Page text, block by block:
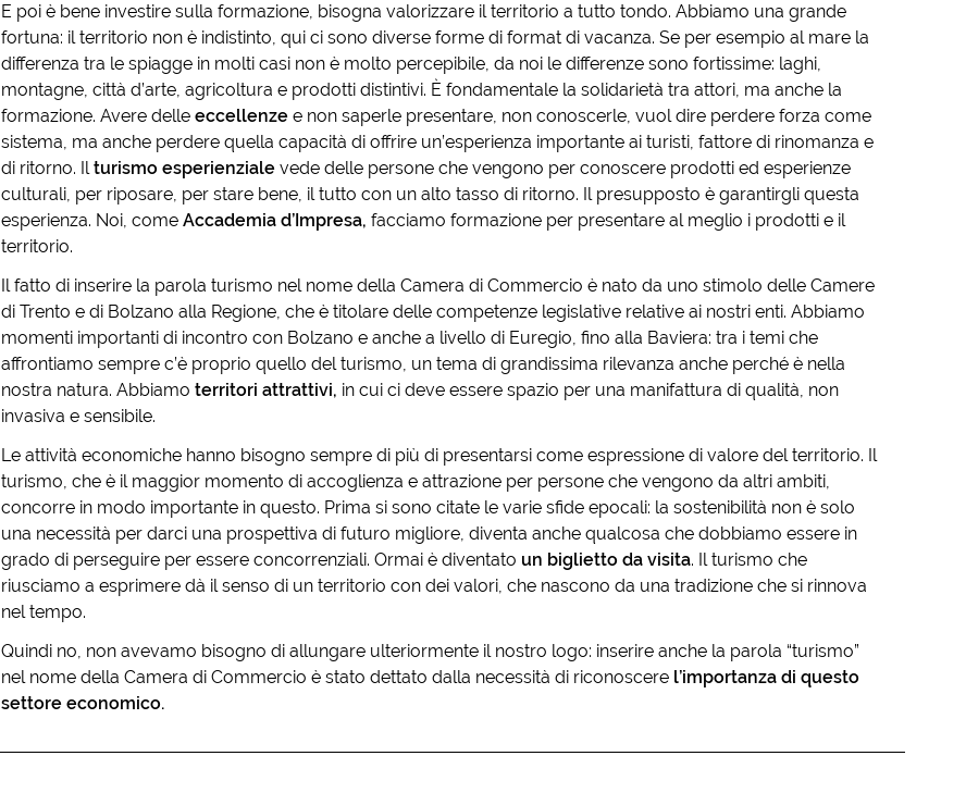
E poi è bene investire sulla formazione, bisogna valorizzare il territorio a tutto tondo. Abbiamo una grande
fortuna: il territorio non è indistinto, qui ci sono diverse forme di format di vacanza. Se per esempio al mare la
differenza tra le spiagge in molti casi non è molto percepibile, da noi le differenze sono fortissime: laghi,
montagne, città d’arte, agricoltura e prodotti distintivi. È fondamentale la solidarietà tra attori, ma anche la
formazione. Avere delle eccellenze e non saperle presentare, non conoscerle, vuol dire perdere forza come
sistema, ma anche perdere quella capacità di offrire un’esperienza importante ai turisti, fattore di rinomanza e
di ritorno. Ilturismo esperienziale vede delle persone che vengono per conoscere prodotti ed esperienze
culturali, per riposare, per stare bene, il tutto con un alto tasso di ritorno. Il presupposto è garantirgli questa
esperienza. Noi, come Accademia d’Impresa, facciamo formazione per presentare al meglio i prodotti e il
territorio.
Il fatto di inserire la parola turismo nel nome della Camera di Commercio è nato da uno stimolo delle Camere
di Trento e di Bolzano alla Regione, che è titolare delle competenze legislative relative ai nostri enti. Abbiamo
momenti importanti di incontro con Bolzano e anche a livello di Euregio, fino alla Baviera: tra i temi che
affrontiamo sempre c’è proprio quello del turismo, un tema di grandissima rilevanza anche perché è nella
nostra natura. Abbiamo territori attrattivi, in cui ci deve essere spazio per una manifattura di qualità, non
invasiva e sensibile.
Le attività economiche hanno bisogno sempre di più di presentarsi come espressione di valore del territorio. Il
turismo, che è il maggior momento di accoglienza e attrazione per persone che vengono da altri ambiti,
concorre in modo importante in questo. Prima si sono citate le varie sfide epocali: la sostenibilità non è solo
una necessità per darci una prospettiva di futuro migliore, diventa anche qualcosa che dobbiamo essere in
grado di perseguire per essere concorrenziali. Ormai è diventato un biglietto da visita. Il turismo che
riusciamo a esprimere dà il senso di un territorio con dei valori, che nascono da una tradizione che si rinnova
nel tempo.
Quindi no, non avevamo bisogno di allungare ulteriormente il nostro logo: inserire anche la parola “turismo”
nel nome della Camera di Commercio è stato dettato dalla necessità di riconoscere l’importanza di questo
settore economico.